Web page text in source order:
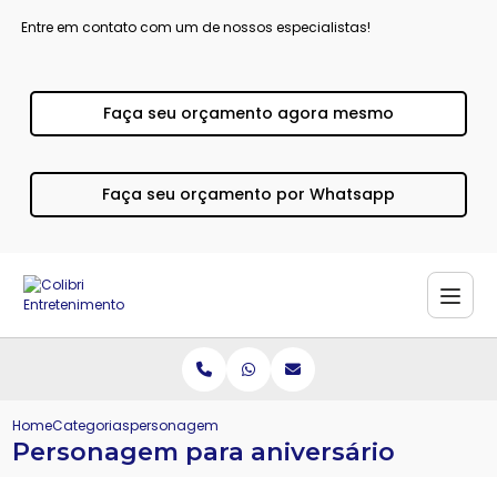
Entre em contato com um de nossos especialistas!
Faça seu orçamento agora mesmo
Faça seu orçamento por Whatsapp
HomeCategoriaspersonagem aniversario
Personagem para aniversário